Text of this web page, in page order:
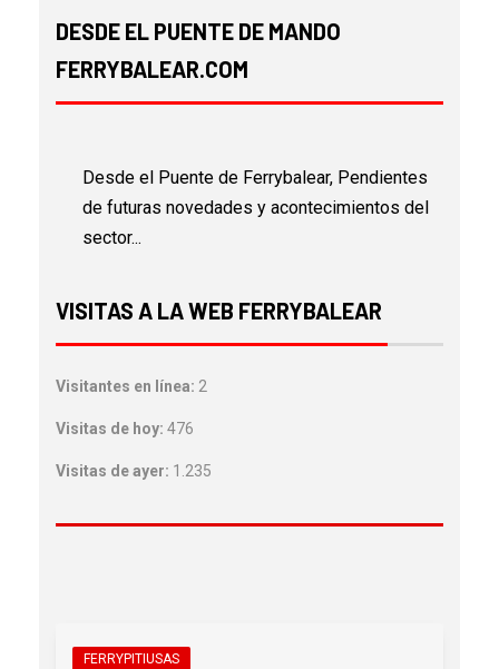
DESDE EL PUENTE DE MANDO
FERRYBALEAR.COM
Desde el Puente de Ferrybalear, Pendientes
de futuras novedades y acontecimientos del
sector...
VISITAS A LA WEB FERRYBALEAR
Visitantes en línea: 2
Visitas de hoy: 476
Visitas de ayer: 1.235
FERRYPITIUSAS